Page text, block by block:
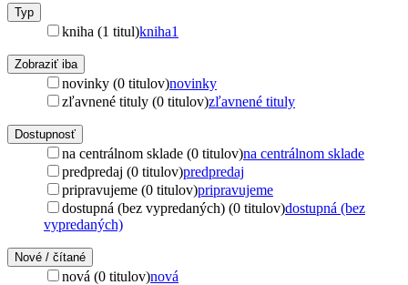
Typ
kniha (1 titul)kniha1
Zobraziť iba
novinky (0 titulov)novinky
zľavnené tituly (0 titulov)zľavnené tituly
Dostupnosť
na centrálnom sklade (0 titulov)na centrálnom sklade
predpredaj (0 titulov)predpredaj
pripravujeme (0 titulov)pripravujeme
dostupná (bez vypredaných) (0 titulov)dostupná (bez
vypredaných)
Nové / čítané
nová (0 titulov)nová